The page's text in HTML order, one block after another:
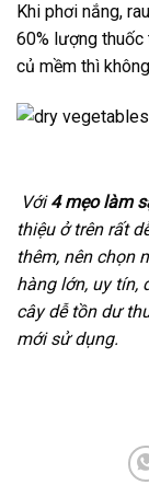
Khi phơi nắng,
60% lượng
củ mềm thì
Với4 mẹo làm
thiệu ở trên rất
thêm, nên chọn
hàng lớn, uy tín,
cây dễ tồn dư
mới sử dụng.